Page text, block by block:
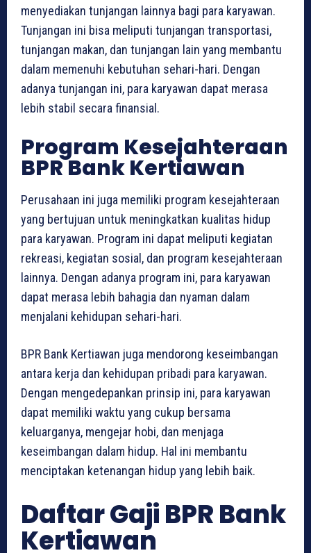
menyediakan tunjangan lainnya bagi para karyawan.
Tunjangan ini bisa meliputi tunjangan transportasi,
tunjangan makan, dan tunjangan lain yang membantu
dalam memenuhi kebutuhan sehari-hari. Dengan
adanya tunjangan ini, para karyawan dapat merasa
lebih stabil secara finansial.
Program Kesejahteraan
BPR Bank Kertiawan
Perusahaan ini juga memiliki program kesejahteraan
yang bertujuan untuk meningkatkan kualitas hidup
para karyawan. Program ini dapat meliputi kegiatan
rekreasi, kegiatan sosial, dan program kesejahteraan
lainnya. Dengan adanya program ini, para karyawan
dapat merasa lebih bahagia dan nyaman dalam
menjalani kehidupan sehari-hari.
BPR Bank Kertiawan juga mendorong keseimbangan
antara kerja dan kehidupan pribadi para karyawan.
Dengan mengedepankan prinsip ini, para karyawan
dapat memiliki waktu yang cukup bersama
keluarganya, mengejar hobi, dan menjaga
keseimbangan dalam hidup. Hal ini membantu
menciptakan ketenangan hidup yang lebih baik.
Daftar Gaji BPR Bank
Kertiawan